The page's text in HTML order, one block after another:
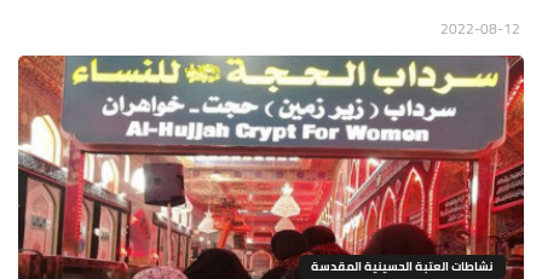
نشاطات العتبة الحسينية المقدسة